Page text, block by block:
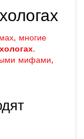
многие
.
мифами,